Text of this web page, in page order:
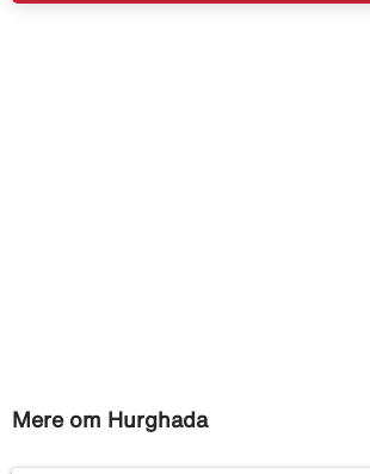
Mere om Hurghada